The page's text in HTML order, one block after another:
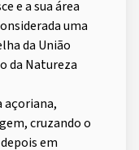
e a sua área
uma
da União
da Natureza
açoriana,
cruzando o
em